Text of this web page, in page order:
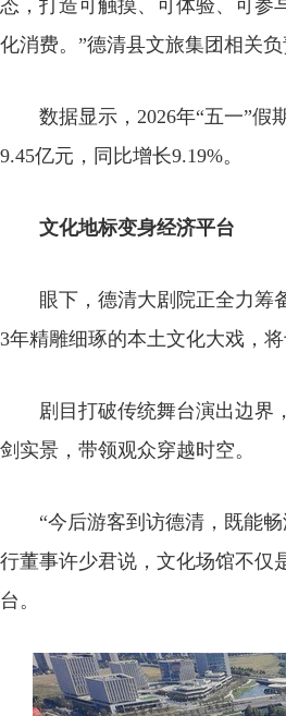
态，打造可触摸、可体验、可参
化消费。”德清县文旅集团相关负
数据显示，2026年“五一”假期
9.45亿元，同比增长9.19%。
文化地标变身经济平台
眼下，德清大剧院正全力筹备
3年精雕细琢的本土文化大戏，
剧目打破传统舞台演出边界，
剑实景，带领观众穿越时空。
“今后游客到访德清，既能畅
行董事许少君说，文化场馆不仅
台。